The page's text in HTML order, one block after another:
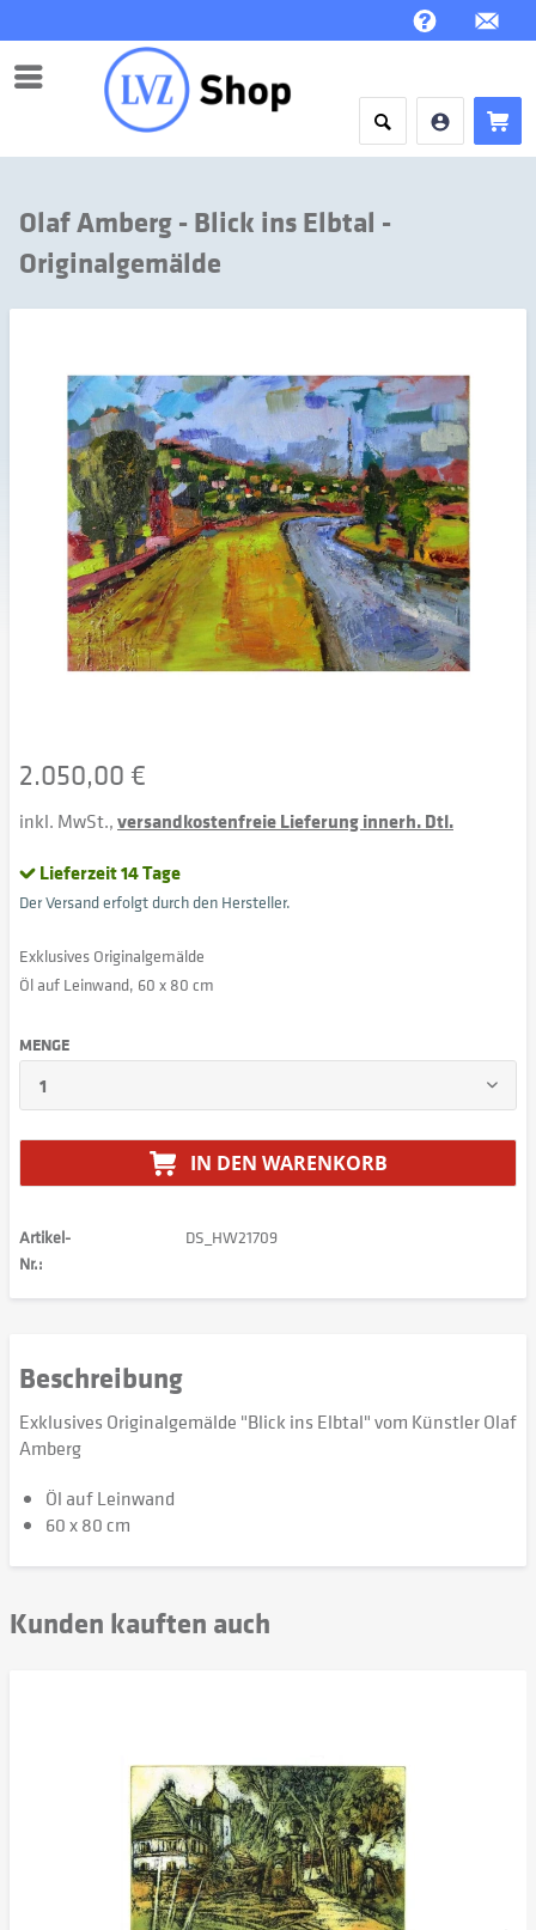
Menü
Olaf Amberg - Blick ins Elbtal -
Originalgemälde
2.050,00 €
inkl. MwSt.,versandkostenfreie Lieferung innerh. Dtl.
Lieferzeit 14 Tage
Der Versand erfolgt durch den Hersteller.
Exklusives Originalgemälde
Öl auf Leinwand, 60 x 80 cm
MENGE
IN DEN WARENKORB
Artikel-
Nr.:
DS_HW21709
Beschreibung
Exklusives Originalgemälde "Blick ins Elbtal" vom Künstler Olaf
Amberg
Öl auf Leinwand
60 x 80 cm
Kunden kauften auch